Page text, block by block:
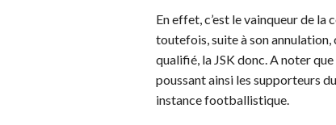
En effet, c’est le vainqueur de
toutefois, suite à son annulation,
qualifié, la JSK donc. A noter
poussant ainsi les supporteurs
instance footballistique.